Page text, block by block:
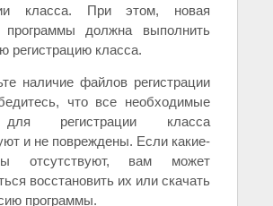
класса. При этом, новая
программы должна выполнить
регистрацию класса.
наличие файлов регистрации
что все необходимые
регистрации класса
и не повреждены. Если какие-
отсутствуют, вам может
восстановить их или скачать
программы.